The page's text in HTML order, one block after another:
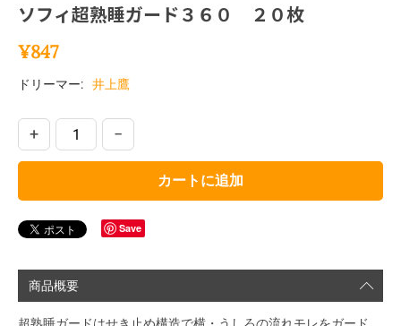
ソフィ超熟睡ガード３６０ ２０枚
¥847
ドリーマー: 井上鷹
+ −
カートに追加
Save
商品概要